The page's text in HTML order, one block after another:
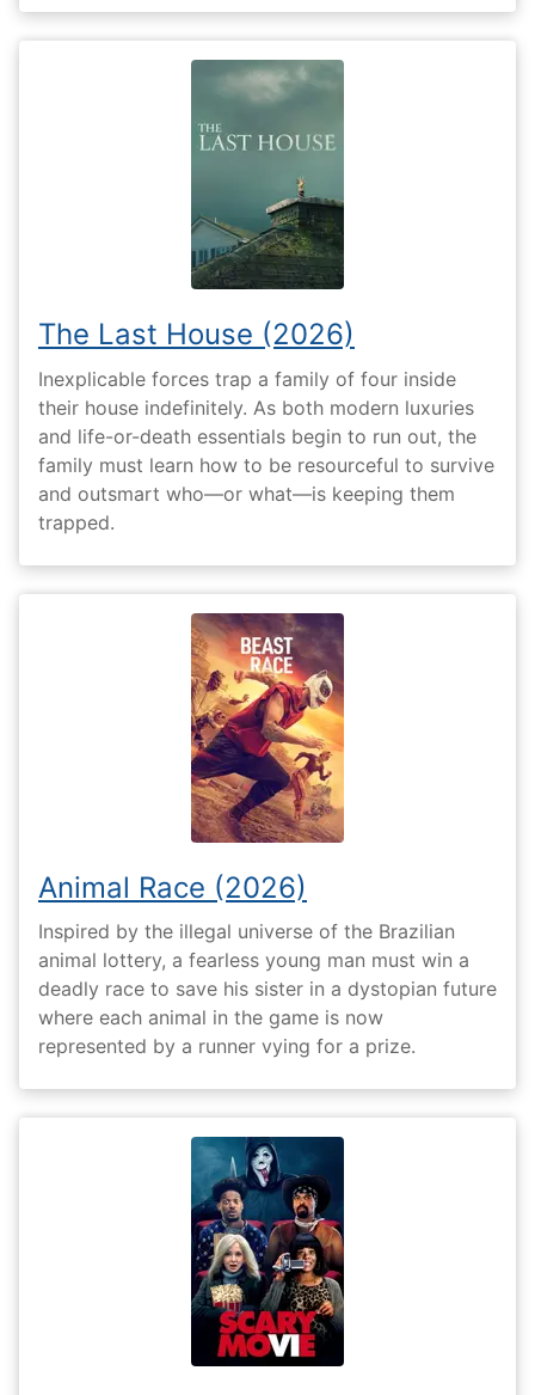
The Last House (2026)
Inexplicable forces trap a family of four inside
their house indefinitely. As both modern luxuries
and life-or-death essentials begin to run out, the
family must learn how to be resourceful to survive
and outsmart who—or what—is keeping them
trapped.
Animal Race (2026)
Inspired by the illegal universe of the Brazilian
animal lottery, a fearless young man must win a
deadly race to save his sister in a dystopian future
where each animal in the game is now
represented by a runner vying for a prize.